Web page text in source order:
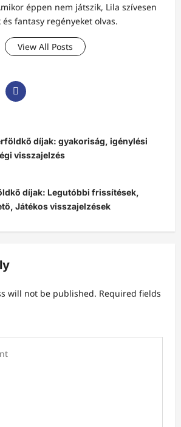
éppen nem játszik, Lila szívesen
fantasy regényeket olvas.
View All Posts
díjak: gyakoriság, igénylési
visszajelzés
díjak: Legutóbbi frissítések,
Játékos visszajelzések
will not be published. Required fields